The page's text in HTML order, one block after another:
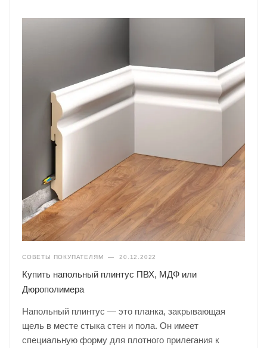
СОВЕТЫ ПОКУПАТЕЛЯМ — 20.12.2022
Купить напольный плинтус ПВХ, МДФ или
Дюрополимера
Напольный плинтус — это планка, закрывающая
щель в месте стыка стен и пола. Он имеет
специальную форму для плотного прилегания к